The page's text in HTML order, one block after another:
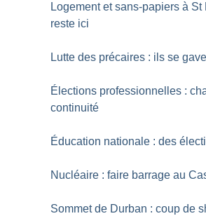
Logement et sans-papiers à
reste ici
Lutte des précaires : ils se
Élections professionnelles :
continuité
Éducation nationale : des
Nucléaire : faire barrage au
Sommet de Durban : coup de